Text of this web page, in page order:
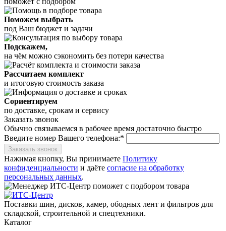
Поможем выбрать
под Ваш бюджет и задачи
Подскажем,
на чём можно сэкономить без потери качества
Рассчитаем комплект
и итоговую стоимость заказа
Сориентируем
по доставке, срокам и сервису
Заказать звонок
Обычно связываемся в рабочее время достаточно быстро
Введите номер Вашего телефона:*
Заказать звонок
Нажимая кнопку, Вы принимаете Политику
конфиденциальности и даёте согласие на обработку
персональных данных.
Поставки шин, дисков, камер, ободных лент и фильтров для
складской, строительной и спецтехники.
Каталог